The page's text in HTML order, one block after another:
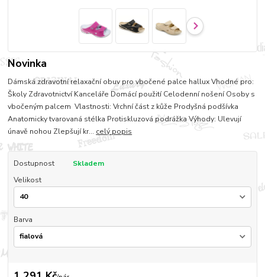
Novinka
Dámská zdravotní relaxační obuv pro vbočené palce hallux Vhodné pro:
Školy Zdravotnictví Kanceláře Domácí použití Celodenní nošení Osoby s
vbočeným palcem Vlastnosti: Vrchní část z kůže Prodyšná podšívka
Anatomicky tvarovaná stélka Protiskluzová podrážka Výhody: Ulevují
únavě nohou Zlepšují kr... celý popis
Dostupnost
Skladem
Velikost
Barva